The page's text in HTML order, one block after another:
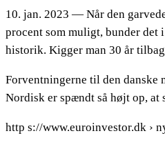
10. jan. 2023 — Når den
procent som muligt, bunder det
historik. Kigger man 30 år
Forventningerne til den danske
Nordisk er spændt så højt op, at
http s://www.euroinvestor.dk ›